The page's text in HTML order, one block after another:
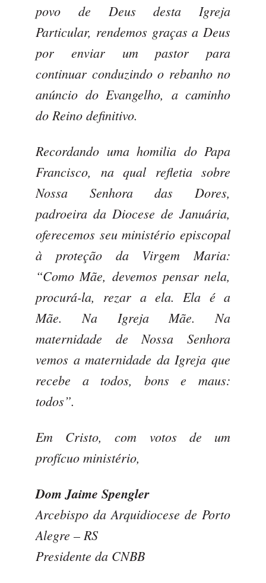
povo de Deus desta Igreja
Particular, rendemos graças a Deus
por enviar um pastor para
continuar conduzindo o rebanho no
anúncio do Evangelho, a caminho
do Reino definitivo.
Recordando uma homilia do Papa
Francisco, na qual refletia sobre
Nossa Senhora das Dores,
padroeira da Diocese de Januária,
oferecemos seu ministério episcopal
à proteção da Virgem Maria:
“Como Mãe, devemos pensar nela,
procurá-la, rezar a ela. Ela é a
Mãe. Na Igreja Mãe. Na
maternidade de Nossa Senhora
vemos a maternidade da Igreja que
recebe a todos, bons e maus:
todos”.
Em Cristo, com votos de um
profícuo ministério,
Dom Jaime Spengler
Arcebispo da Arquidiocese de Porto
Alegre – RS
Presidente da CNBB